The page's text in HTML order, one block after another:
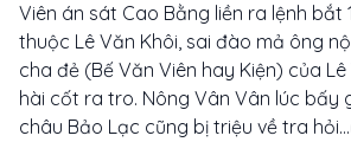
Viên án sát Cao Bằng liền ra lệnh bắt
thuộc Lê Văn Khôi, sai đào mả ông
cha đẻ (Bế Văn Viên hay Kiện) của
hài cốt ra tro. Nông Vân Vân lúc bấy
châu Bảo Lạc cũng bị triệu về tra